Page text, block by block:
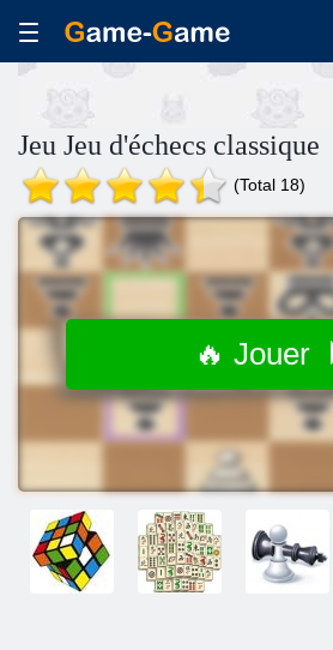
Jeu Jeu d'échecs classique
(Total 18)
🔥 Jouer